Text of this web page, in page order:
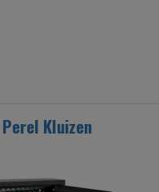
Perel Kluizen